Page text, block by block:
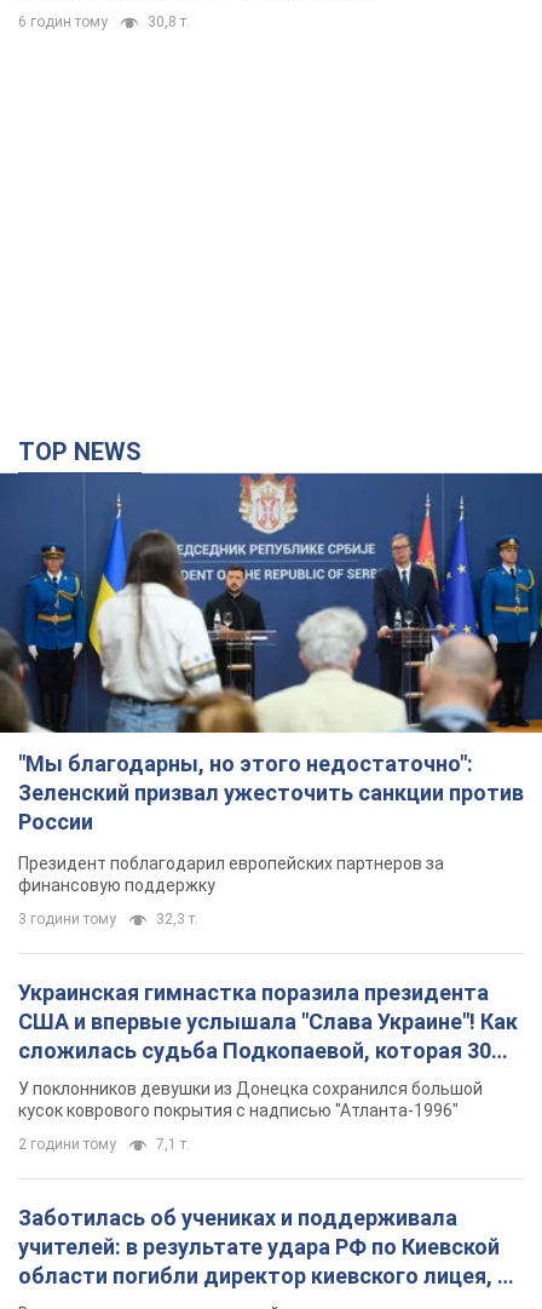
6 годин тому 30,8 т.
TOP NEWS
"Мы благодарны, но этого недостаточно":
Зеленский призвал ужесточить санкции против
России
Президент поблагодарил европейских партнеров за
финансовую поддержку
3 години тому 32,3 т.
Украинская гимнастка поразила президента
США и впервые услышала "Слава Украине"! Как
сложилась судьба Подкопаевой, которая 30
лет назад завоевала "золото" Олимпиады
У поклонников девушки из Донецка сохранился большой
кусок коврового покрытия с надписью "Атланта-1996"
2 години тому 7,1 т.
Заботилась об учениках и поддерживала
учителей: в результате удара РФ по Киевской
области погибли директор киевского лицея, её